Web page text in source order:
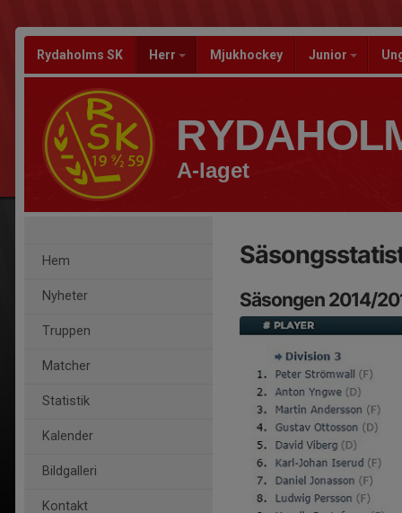
Rydaholms SK Herr Mjukhockey Junior
A-laget
Hem
Nyheter
Truppen
Matcher
Statistik
Kalender
Bildgalleri
Kontakt
Säsongen 2014/